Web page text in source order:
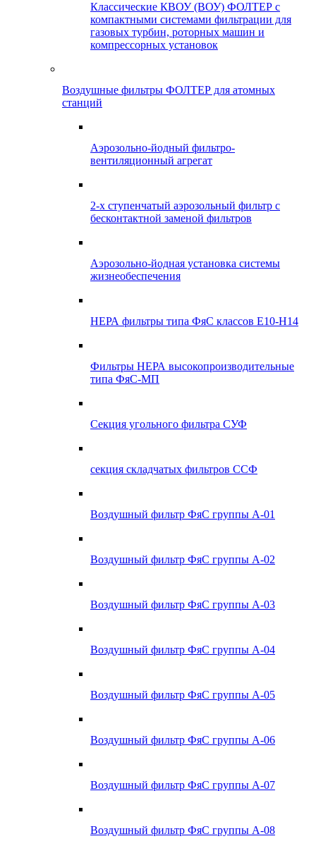
Классические КВОУ (ВОУ) ФОЛТЕР с
компактными системами фильтрации для
газовых турбин, роторных машин и
компрессорных установок
Воздушные фильтры ФОЛТЕР для атомных
станций
Аэрозольно-йодный фильтро-
вентиляционный агрегат
2-х ступенчатый аэрозольный фильтр с
бесконтактной заменой фильтров
Аэрозольно-йодная установка системы
жизнеобеспечения
НЕРА фильтры типа ФяС классов Е10-Н14
Фильтры НЕРА высокопроизводительные
типа ФяС-МП
Секция угольного фильтра СУФ
секция складчатых фильтров ССФ
Воздушный фильтр ФяС группы А-01
Воздушный фильтр ФяС группы А-02
Воздушный фильтр ФяС группы А-03
Воздушный фильтр ФяС группы А-04
Воздушный фильтр ФяС группы А-05
Воздушный фильтр ФяС группы А-06
Воздушный фильтр ФяС группы А-07
Воздушный фильтр ФяС группы А-08